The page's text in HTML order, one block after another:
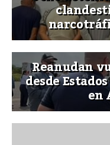
Reanudan
desde
en